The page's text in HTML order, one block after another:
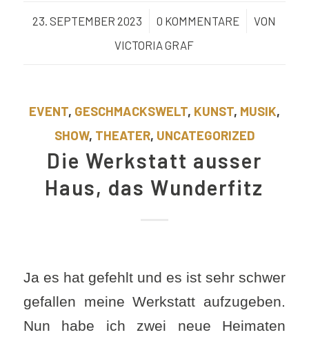
23. SEPTEMBER 2023
/ 0 KOMMENTARE
/
VON
VICTORIA GRAF
EVENT, GESCHMACKSWELT, KUNST, MUSIK,
SHOW, THEATER, UNCATEGORIZED
Die Werkstatt ausser
Haus, das Wunderfitz
Ja es hat gefehlt und es ist sehr schwer
gefallen meine Werkstatt aufzugeben.
Nun habe ich zwei neue Heimaten